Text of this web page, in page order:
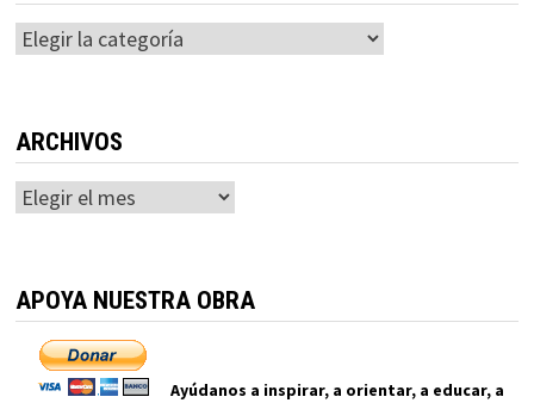
Categorías
ARCHIVOS
Archivos
APOYA NUESTRA OBRA
Ayúdanos a inspirar, a orientar, a educar, a